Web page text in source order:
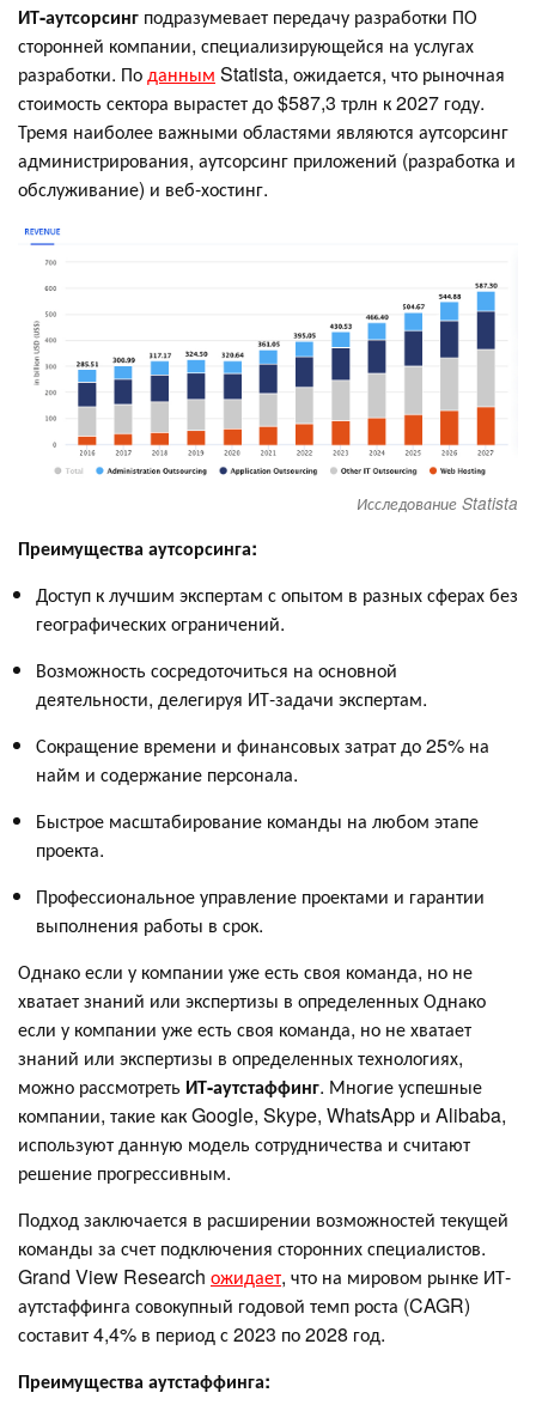
ИТ-аутсорсинг подразумевает передачу разработки ПО
сторонней компании, специализирующейся на услугах
разработки. Поданным Statista, ожидается, что рыночная
стоимость сектора вырастет до $587,3 трлн к 2027 году.
Тремя наиболее важными областями являются аутсорсинг
администрирования, аутсорсинг приложений (разработка и
обслуживание) и веб-хостинг.
Исследование Statista
Преимущества аутсорсинга:
Доступ к лучшим экспертам с опытом в разных сферах без
географических ограничений.
Возможность сосредоточиться на основной
деятельности, делегируя ИТ-задачи экспертам.
Сокращение времени и финансовых затрат до 25% на
найм и содержание персонала.
Быстрое масштабирование команды на любом этапе
проекта.
Профессиональное управление проектами и гарантии
выполнения работы в срок.
Однако если у компании уже есть своя команда, но не
хватает знаний или экспертизы в определенных Однако
если у компании уже есть своя команда, но не хватает
знаний или экспертизы в определенных технологиях,
можно рассмотреть ИТ-аутстаффинг. Многие успешные
компании, такие как Google, Skype, WhatsApp и Alibaba,
используют данную модель сотрудничества и считают
решение прогрессивным.
Подход заключается в расширении возможностей текущей
команды за счет подключения сторонних специалистов.
Grand View Research ожидает, что на мировом рынке ИТ-
аутстаффинга совокупный годовой темп роста (CAGR)
составит 4,4% в период с 2023 по 2028 год.
Преимущества аутстаффинга: